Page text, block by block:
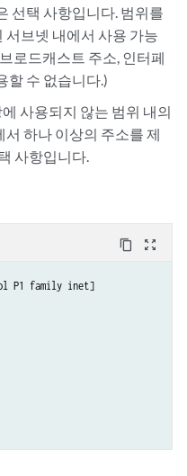
선택 사항입니다. 범위를
서브넷 내에서 사용 가능
로드캐스트 주소, 인터페
할 수 없습니다.)
사용되지 않는 범위 내의
하나 이상의 주소를 제
사항입니다.
content_copy zoom_out_map
P1 family inet]